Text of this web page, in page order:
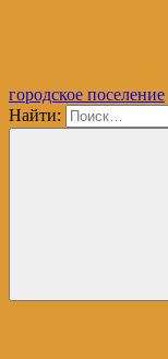
городское поселение
Найти: